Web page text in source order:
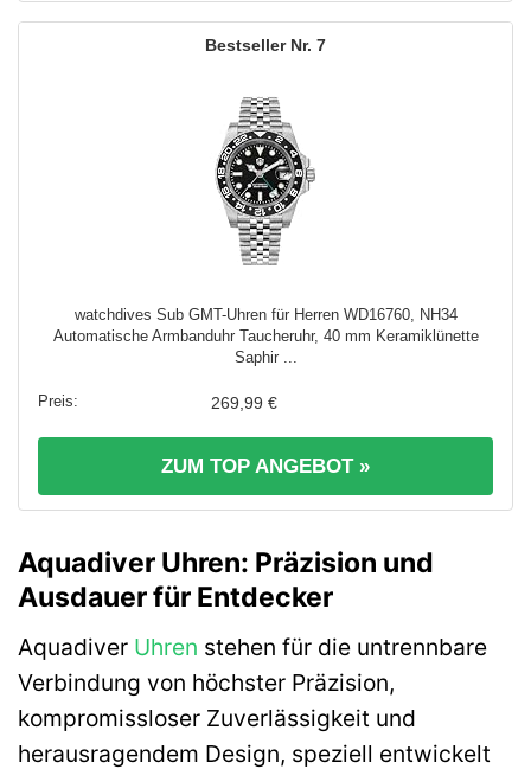
7
watchdives Sub GMT-Uhren für Herren WD16760, NH34
Automatische Armbanduhr Taucheruhr, 40 mm Keramiklünette
Saphir ...
269,99 €
ZUM TOP ANGEBOT »
Aquadiver Uhren: Präzision und
Ausdauer für Entdecker
Aquadiver Uhren stehen für die untrennbare
Verbindung von höchster Präzision,
kompromissloser Zuverlässigkeit und
herausragendem Design, speziell entwickelt